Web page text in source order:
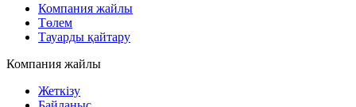
Компания жайлы
Төлем
Тауарды қайтару
Компания жайлы
Жеткізу